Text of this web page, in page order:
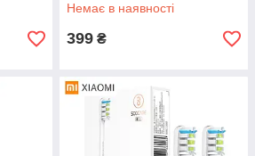
Немає в наявності
399 ₴